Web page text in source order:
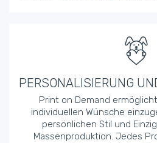
PERSONALISIERUNG
Print on Demand
individuellen Wünsche
persönlichen Stil und
Massenproduktion. Jedes